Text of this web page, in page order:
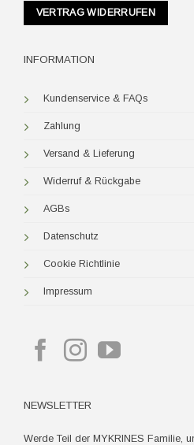
VERTRAG WIDERRUFEN
INFORMATION
Kundenservice & FAQs
Zahlung
Versand & Lieferung
Widerruf & Rückgabe
AGBs
Datenschutz
Cookie Richtlinie
Impressum
NEWSLETTER
Werde Teil der MYKRINES Familie,